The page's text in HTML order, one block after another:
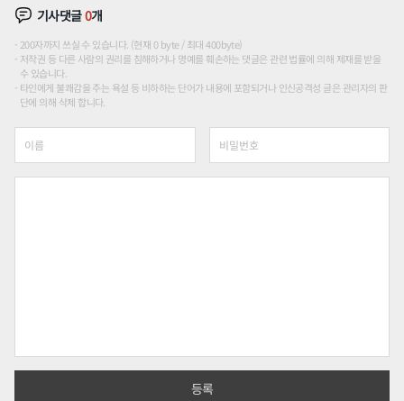
기사댓글0개
200자까지 쓰실 수 있습니다. (현재 0 byte / 최대 400byte)
저작권 등 다른 사람의 권리를 침해하거나 명예를 훼손하는 댓글은 관련 법률에 의해 제재를 받을
수 있습니다.
타인에게 불쾌감을 주는 욕설 등 비하하는 단어가 내용에 포함되거나 인신공격성 글은 관리자의 판
단에 의해 삭제 합니다.